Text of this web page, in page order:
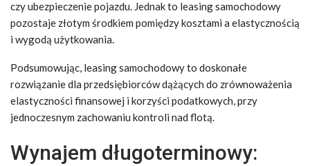
czy ubezpieczenie pojazdu. Jednak to leasing samochodowy
pozostaje złotym środkiem pomiędzy kosztami a elastycznością
i wygodą użytkowania.
Podsumowując, leasing samochodowy to doskonałe
rozwiązanie dla przedsiębiorców dążących do zrównoważenia
elastyczności finansowej i korzyści podatkowych, przy
jednoczesnym zachowaniu kontroli nad flotą.
Wynajem długoterminowy: